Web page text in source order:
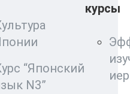
“Японский
N3”
курсы